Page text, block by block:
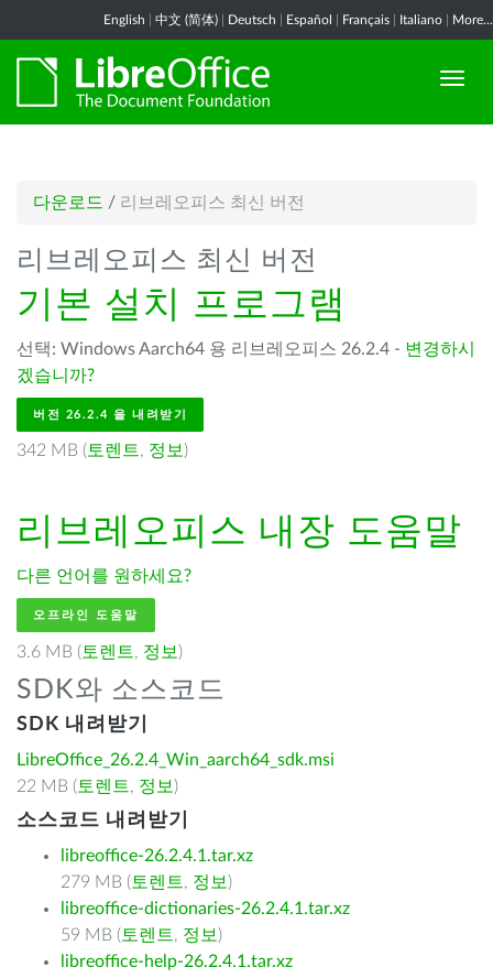
English 中文 (简体) Deutsch Español Français Italiano More...
다운로드 / 리브레오피스 최신 버전
리브레오피스 최신 버전
기본 설치 프로그램
선택: Windows Aarch64 용 리브레오피스 26.2.4 - 변경하시
겠습니까?
버전 26.2.4 을 내려받기
342 MB ( 토렌트, 정보 )
리브레오피스 내장 도움말
다른 언어를 원하세요?
오프라인 도움말
3.6 MB ( 토렌트, 정보 )
SDK와 소스코드
SDK 내려받기
LibreOffice_26.2.4_Win_aarch64_sdk.msi
22 MB ( 토렌트, 정보 )
소스코드 내려받기
libreoffice-26.2.4.1.tar.xz
279 MB ( 토렌트, 정보 )
libreoffice-dictionaries-26.2.4.1.tar.xz
59 MB ( 토렌트, 정보 )
libreoffice-help-26.2.4.1.tar.xz